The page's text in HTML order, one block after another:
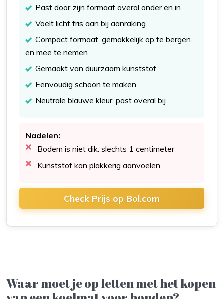
Past door zijn formaat overal onder en in
Voelt licht fris aan bij aanraking
Compact formaat, gemakkelijk op te bergen
en mee te nemen
Gemaakt van duurzaam kunststof
Eenvoudig schoon te maken
Neutrale blauwe kleur, past overal bij
Nadelen:
Bodem is niet dik: slechts 1 centimeter
Kunststof kan plakkerig aanvoelen
Check Prijs op Bol.com
Waar moet je op letten met het kopen